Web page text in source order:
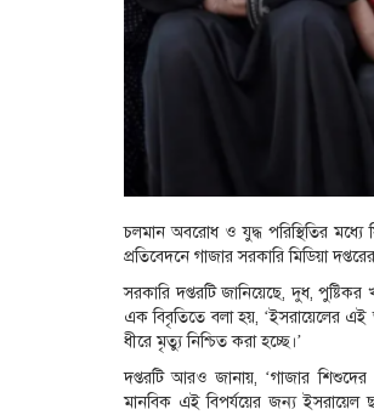
চলমান অবরোধ ও যুদ্ধ পরিস্থিতির
প্রতিবেদনে গাজার সরকারি মিডিয়া
সরকারি দপ্তরটি জানিয়েছে, দুধ,
এক বিবৃতিতে বলা হয়, ‘ইসরায়েলের এই
ধীরে মৃত্যু নিশ্চিত করা হচ্ছে।’
দপ্তরটি আরও জানায়, ‘গাজার
মানবিক এই বিপর্যয়ের জন্য ইসরায়েল